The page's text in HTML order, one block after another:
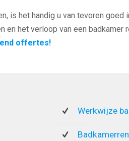
is het handig u van tevoren goed
het verloop van een badkamer
offertes!
Werkwijze